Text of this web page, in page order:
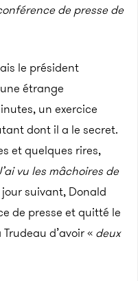
de presse de
le président
étrange
un exercice
dont il a le secret.
et quelques rires,
vu les mâchoires de
suivant, Donald
de presse et quitté le
d’avoir « deux